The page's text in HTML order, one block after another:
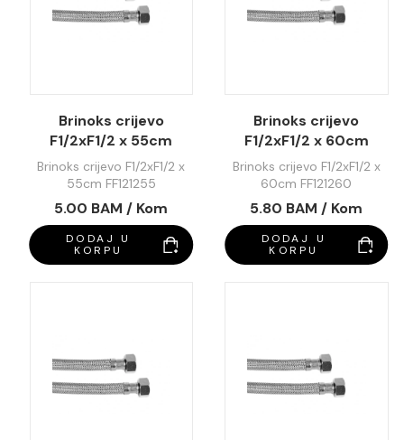
Brinoks crijevo
F1/2xF1/2 x 55cm
FF121255
Brinoks crijevo F1/2xF1/2 x
55cm FF121255
5.00 BAM / Kom
DODAJ U
KORPU
Brinoks crijevo
F1/2xF1/2 x 60cm
FF121260
Brinoks crijevo F1/2xF1/2 x
60cm FF121260
5.80 BAM / Kom
DODAJ U
KORPU